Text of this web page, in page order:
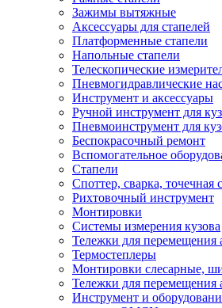
Зажимы вытяжные
Аксессуары для стапелей
Платформенные стапели
Напольные стапели
Телескопические
Пневмогидравлические
Инструмент и аксессуары
Ручной инструмент для
Пневмоинструмент для
Беспокрасочный ремонт
Вспомогательное
Стапели
Споттер, сварка, точечная
Рихтовочный инструмент
Монтировки
Системы измерения кузова
Тележки для перемещения
Термостеплеры
Монтировки слесарные,
Тележки для перемещения
Инструмент и